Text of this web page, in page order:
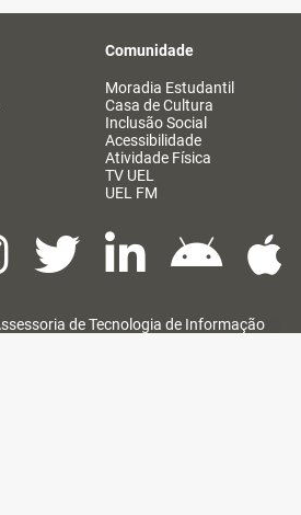
Comunidade
Moradia Estudantil
Casa de Cultura
Inclusão Social
Acessibilidade
Atividade Física
TV UEL
UEL FM
de Tecnologia de Informação